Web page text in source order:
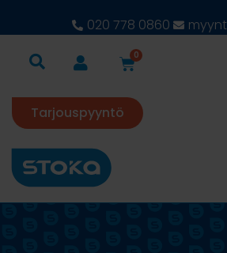
020 778 0860
0
Tarjouspyyntö